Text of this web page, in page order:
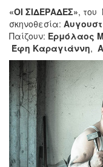
«ΟΙ ΣΙΔΕΡΑΔΕΣ», του
σκηνοθεσία:
Παίζουν: Ερμόλαος
Έφη Καραγιάννη,